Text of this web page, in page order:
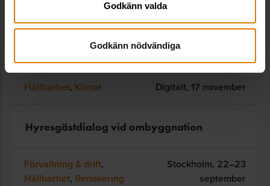
Godkänn valda
Godkänn nödvändiga
Workshop: Klimatinitiativets
till förvaltningen
Hållbarhet, Klimat Digitalt, 17 november
Hyresgästdialog vid ombyggnation
Förvaltning & drift,
Hållbarhet, Renovering
Stockholm, 22–23
september